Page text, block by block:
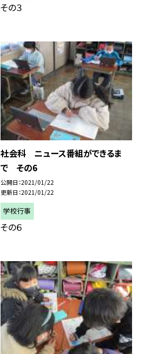
その３
社会科 ニュース番組ができるま
で その6
公開日 2021/01/22
更新日 2021/01/22
学校行事
その６